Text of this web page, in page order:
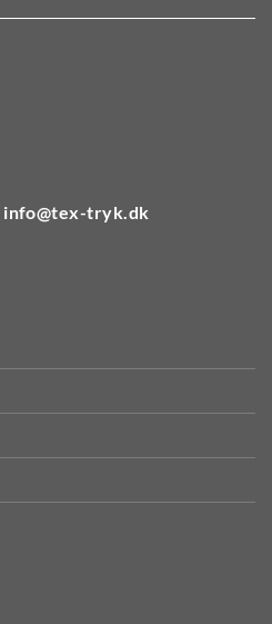
info@tex-tryk.dk